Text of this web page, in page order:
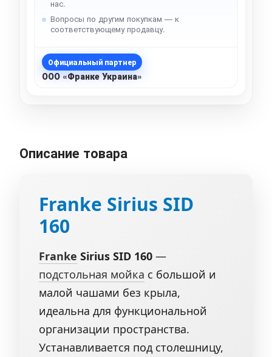
нас.
Вопросы по другим покупкам — к
соответствующему продавцу.
Официальный партнер
ООО «Франке Украина»
Описание товара
Franke Sirius SID
160
Franke Sirius SID 160 —
подстольная мойка с большой и
малой чашами без крыла,
идеальна для функциональной
организации пространства.
Устанавливается под столешницу,